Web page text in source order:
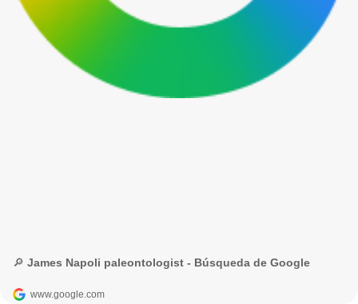
🔎 James Napoli paleontologist - Búsqueda de Google
www.google.com